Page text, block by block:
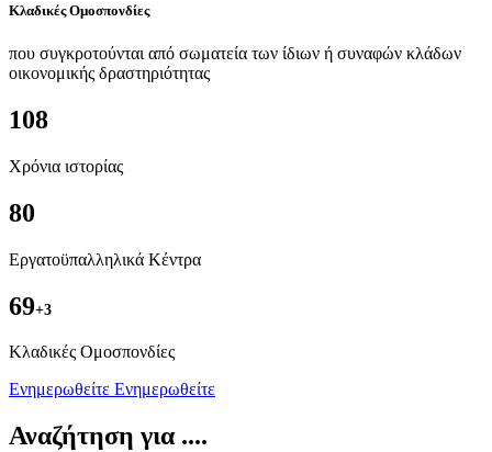
Κλαδικές Ομοσπονδίες
που συγκροτούνται από σωματεία των ίδιων ή συναφών κλάδων
οικονομικής δραστηριότητας
108
Χρόνια ιστορίας
80
Εργατοϋπαλληλικά Κέντρα
69+3
Kλαδικές Ομοσπονδίες
Ενημερωθείτε Ενημερωθείτε
Αναζήτηση για ....